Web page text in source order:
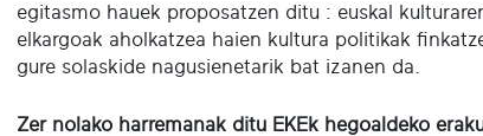
egitasmo hauek proposatzen ditu : euskal
elkargoak aholkatzea haien kultura politikak
gure solaskide nagusienetarik bat izanen da.
Zer nolako harremanak ditu EKEk hegoaldeko